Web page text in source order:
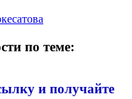
по теме:
и получайте